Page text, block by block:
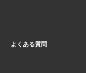
よくある質問